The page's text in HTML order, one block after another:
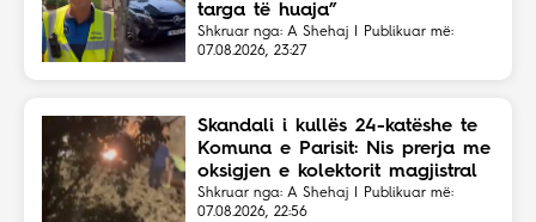
targa të huaja”
Shkruar nga: A Shehaj | Publikuar më:
07.08.2026, 23:27
Skandali i kullës 24-katëshe te
Komuna e Parisit: Nis prerja me
oksigjen e kolektorit magjistral
në fshehtësi
Shkruar nga: A Shehaj | Publikuar më:
07.08.2026, 22:56